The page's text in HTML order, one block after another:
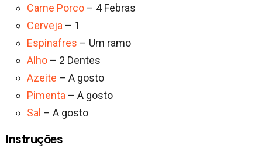
Carne Porco – 4 Febras
Cerveja – 1
Espinafres – Um ramo
Alho – 2 Dentes
Azeite – A gosto
Pimenta – A gosto
Sal – A gosto
Instruções